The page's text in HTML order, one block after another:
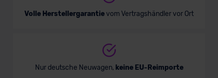
Volle Herstellergarantievom Vertragshändler vor Ort
Nur deutsche Neuwagen, keine EU-Reimporte